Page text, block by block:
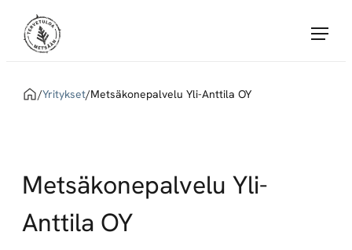
Siirry
suoraan
Tervetuloa Metsään!
Metsään
yhdistää
Groupin
sopimusyritykset
ja
Home
/Yritykset/Metsäkonepalvelu Yli-Anttila OY
Metsäkonepalvelu Yli-
Anttila OY